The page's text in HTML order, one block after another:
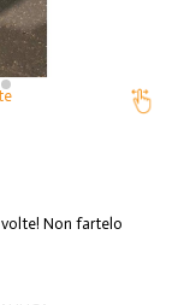
Non fartelo